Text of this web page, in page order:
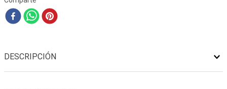
DESCRIPCIÓN